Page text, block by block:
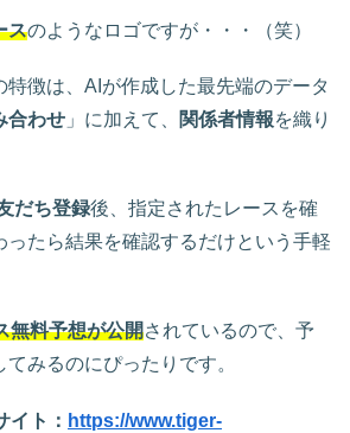
スのようなロゴですが・・・（笑）
特徴は、AIが作成した最先端のデータ
合わせ 」に加えて、 関係者情報を織り
だち登録後、指定されたレースを確
ったら結果を確認するだけという手軽
無料予想が公開されているので、予
みるのにぴったりです。
イト： https://www.tiger-